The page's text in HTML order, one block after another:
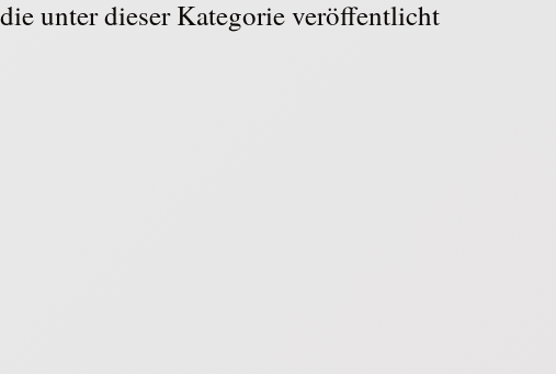
unter dieser Kategorie veröffentlicht